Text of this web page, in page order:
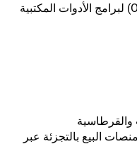
يدعم التطوير حسب الطلب (OEM/ODM) لبرامج الأدوات المكتبية
والقرطاسية
البيع بالتجزئة عبر